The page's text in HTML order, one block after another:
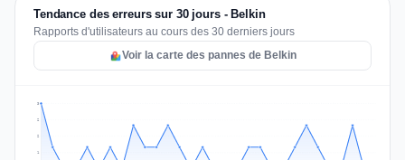
Tendance des erreurs sur 30 jours - Belkin
Rapports d'utilisateurs au cours des 30 derniers jours
Voir la carte des pannes de Belkin
1
2
2
3